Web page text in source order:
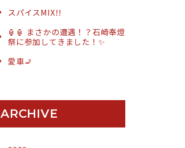
スパイスMIX!!
🏮🏮 まさかの遭遇！？石崎奉燈
祭に参加してきました！✨
愛車🚬
ARCHIVE